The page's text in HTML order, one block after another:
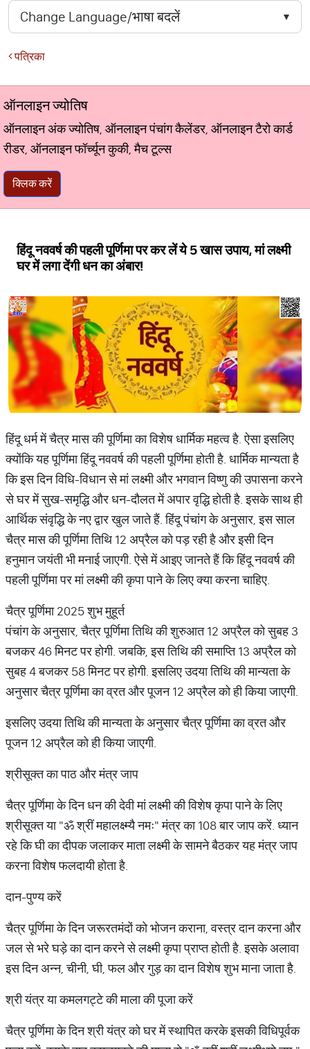
पत्रिका
ऑनलाइन ज्योतिष
ऑनलाइन अंक ज्योतिष, ऑनलाइन पंचांग कैलेंडर, ऑनलाइन टैरो कार्ड
रीडर, ऑनलाइन फॉर्च्यून कुकी, मैच टूल्स
क्लिक करें
हिंदू नववर्ष की पहली पूर्णिमा पर कर लें ये 5 खास उपाय, मां लक्ष्मी
घर में लगा देंगी धन का अंबार!
हिंदू धर्म में चैत्र मास की पूर्णिमा का विशेष धार्मिक महत्व है. ऐसा इसलिए
क्योंकि यह पूर्णिमा हिंदू नववर्ष की पहली पूर्णिमा होती है. धार्मिक मान्यता है
कि इस दिन विधि-विधान से मां लक्ष्मी और भगवान विष्णु की उपासना करने
से घर में सुख-समृद्धि और धन-दौलत में अपार वृद्धि होती है. इसके साथ ही
आर्थिक संवृद्धि के नए द्वार खुल जाते हैं. हिंदू पंचांग के अनुसार, इस साल
चैत्र मास की पूर्णिमा तिथि 12 अप्रैल को पड़ रही है और इसी दिन
हनुमान जयंती भी मनाई जाएगी. ऐसे में आइए जानते हैं कि हिंदू नववर्ष की
पहली पूर्णिमा पर मां लक्ष्मी की कृपा पाने के लिए क्या करना चाहिए.
चैत्र पूर्णिमा 2025 शुभ मुहूर्त
पंचांग के अनुसार, चैत्र पूर्णिमा तिथि की शुरुआत 12 अप्रैल को सुबह 3
बजकर 46 मिनट पर होगी. जबकि, इस तिथि की समाप्ति 13 अप्रैल को
सुबह 4 बजकर 58 मिनट पर होगी. इसलिए उदया तिथि की मान्यता के
अनुसार चैत्र पूर्णिमा का व्रत और पूजन 12 अप्रैल को ही किया जाएगी.
इसलिए उदया तिथि की मान्यता के अनुसार चैत्र पूर्णिमा का व्रत और
पूजन 12 अप्रैल को ही किया जाएगी.
श्रीसूक्त का पाठ और मंत्र जाप
चैत्र पूर्णिमा के दिन धन की देवी मां लक्ष्मी की विशेष कृपा पाने के लिए
श्रीसूक्त या "ॐ श्रीं महालक्ष्म्यै नमः" मंत्र का 108 बार जाप करें. ध्यान
रहे कि घी का दीपक जलाकर माता लक्ष्मी के सामने बैठकर यह मंत्र जाप
करना विशेष फलदायी होता है.
दान-पुण्य करें
चैत्र पूर्णिमा के दिन जरूरतमंदों को भोजन कराना, वस्त्र दान करना और
जल से भरे घड़े का दान करने से लक्ष्मी कृपा प्राप्त होती है. इसके अलावा
इस दिन अन्न, चीनी, घी, फल और गुड़ का दान विशेष शुभ माना जाता है.
श्री यंत्र या कमलगट्टे की माला की पूजा करें
चैत्र पूर्णिमा के दिन श्री यंत्र को घर में स्थापित करके इसकी विधिपूर्वक